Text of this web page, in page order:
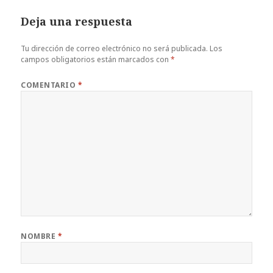
Deja una respuesta
Tu dirección de correo electrónico no será publicada. Los
campos obligatorios están marcados con*
COMENTARIO *
NOMBRE *